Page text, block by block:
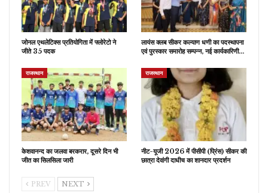
जोनल एथलेटिक्स प्रतियोगिता में फ्लोरेटो ने
जीते 35 पदक
लायंस क्लब सीकर कल्याण धणी का पदस्थापना
एवं पुरस्कार समारोह सम्पन्न, नई कार्यकारिणी…
राजस्थान
केशवानन्द का जलवा बरकरार, दूसरे दिन भी
जीत का सिलसिला जारी
राजस्थान
नीट-यूजी 2026 में पीसीपी (प्रिंस) सीकर की
छात्रा देवांगी दाधीच का शानदार प्रदर्शन
PREV NEXT